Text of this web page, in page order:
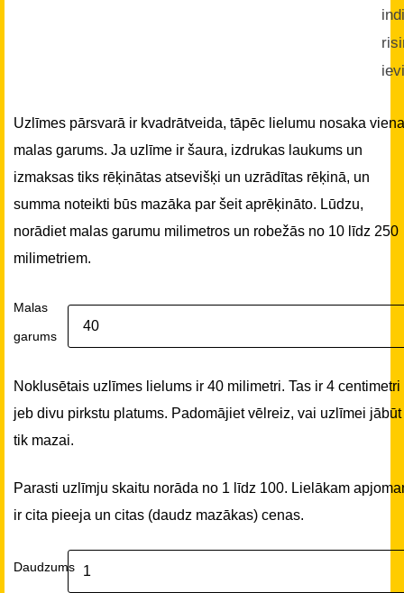
Uzlīmes pārsvarā ir kvadrātveida, tāpēc lielumu nosaka
malas garums. Ja uzlīme ir šaura, izdrukas laukums un
izmaksas tiks rēķinātas atsevišķi un uzrādītas rēķinā, un
summa noteikti būs mazāka par šeit aprēķināto. Lūdzu,
norādiet malas garumu milimetros un robežās no 10 līdz 250
milimetriem.
Malas
garums
Noklusētais uzlīmes lielums ir 40 milimetri. Tas ir 4 centimetri
jeb divu pirkstu platums. Padomājiet vēlreiz, vai uzlīmei jābūt
tik mazai.
Parasti uzlīmju skaitu norāda no 1 līdz 100. Lielākam
ir cita pieeja un citas (daudz mazākas) cenas.
Daudzums